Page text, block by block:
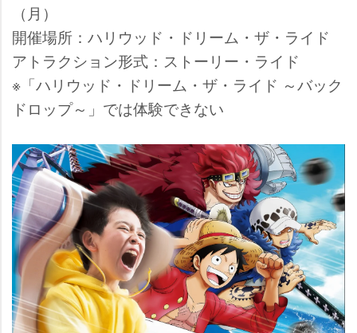
（月）
開催場所：ハリウッド・ドリーム・ザ・ライド
アトラクション形式：ストーリー・ライド
※「ハリウッド・ドリーム・ザ・ライド ～バック
ドロップ～」では体験できない